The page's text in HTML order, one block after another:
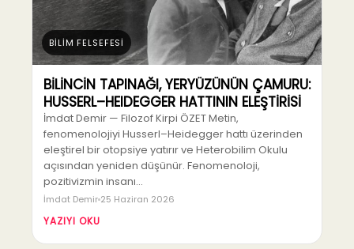
BİLİM FELSEFESİ
BİLİNCİN TAPINAĞI, YERYÜZÜNÜN ÇAMURU:
HUSSERL–HEIDEGGER HATTININ ELEŞTİRİSİ
İmdat Demir — Filozof Kirpi ÖZET Metin,
fenomenolojiyi Husserl–Heidegger hattı üzerinden
eleştirel bir otopsiye yatırır ve Heterobilim Okulu
açısından yeniden düşünür. Fenomenoloji,
pozitivizmin insanı…
İmdat Demir 25 Haziran 2026
YAZIYI OKU